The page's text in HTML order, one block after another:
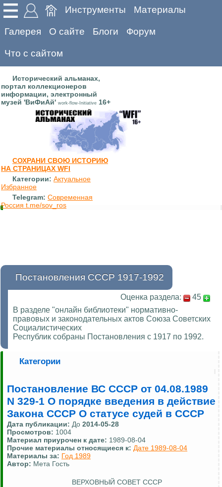
Инструменты Материалы
Галерея О сайте Блоги Форум
Что с сайтом
Исторический альманах,
портал коллекционеров
информации, электронный
музей 'ВиФиАй' work-flow-Initiative 16+
СОХРАНИ СВОЮ ИСТОРИЮ
НА СТРАНИЦАХ WFI
Категории: Актуальное
Избранное
Telegram: Современная
Россия t.me/sov_ros
Постановления СССР 1917-1992
Оценка раздела:
45
В разделе "онлайн библиотеки" нормативно-
правовых и законодательных актов Союза Советских
Социалистических
Республик собраны Постановления с 1917 по 1992.
Категории
Постановление ВС СССР от 04.08.1989
N 329-1 О порядке введения в действие
Закона СССР О статусе судей в СССР
Дата публикации: До 2014-05-28
Просмотров: 1004
Материал приурочен к дате: 1989-08-04
Прочие материалы относящиеся к: Дате 1989-08-04
Материалы за: Год 1989
Автор: Мета Гость
ВЕРХОВНЫЙ СОВЕТ СССР